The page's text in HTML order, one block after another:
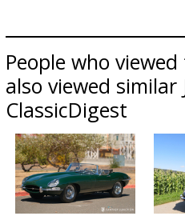
People who
also viewed
ClassicDigest